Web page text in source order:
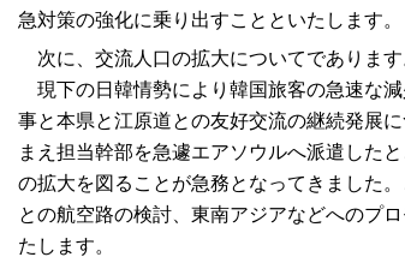
急対策の強化に乗り出すことといたします。
次に、交流人口の拡大についてであります
現下の日韓情勢により韓国旅客の急速な
事と本県と江原道との友好交流の継続発展
まえ担当幹部を急遽エアソウルへ派遣した
の拡大を図ることが急務となってきました
との航空路の検討、東南アジアなどへのプ
たします。